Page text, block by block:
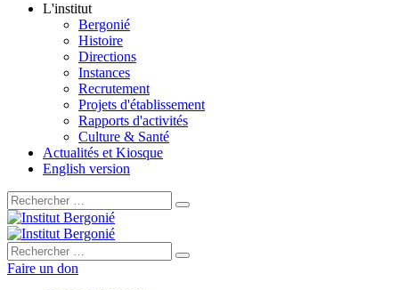
L'institut
Bergonié
Histoire
Directions
Instances
Recrutement
Projets d'établissement
Rapports d'activités
Culture & Santé
Actualités et Kiosque
English version
Rechercher :
Rechercher :
Faire un don